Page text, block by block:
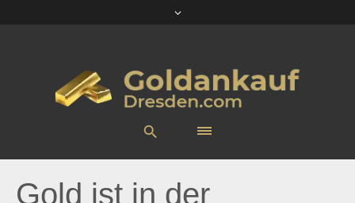
Gold ist in der